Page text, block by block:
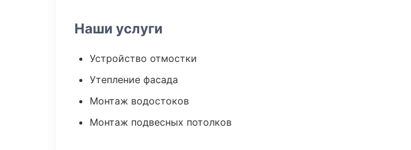
Наши услуги
Устройство отмостки
Утепление фасада
Монтаж водостоков
Монтаж подвесных потолков